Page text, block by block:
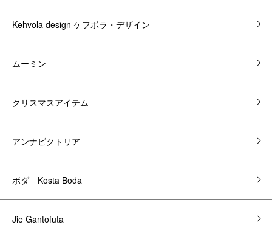
Kehvola design ケフボラ・デザイン
ムーミン
クリスマスアイテム
アンナビクトリア
ボダ Kosta Boda
Jie Gantofuta